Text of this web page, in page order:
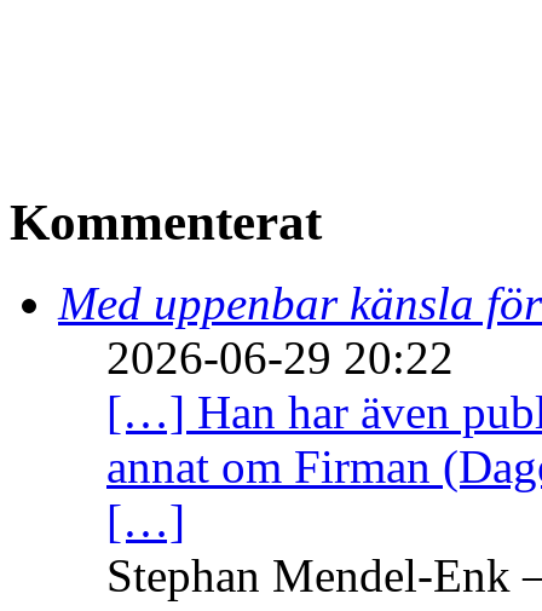
Kommenterat
Med uppenbar känsla
2026-06-29 20:22
[…] Han har även
annat om Firman
[…]
Stephan Mendel-Enk